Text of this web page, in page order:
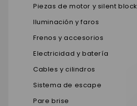
Piezas de motor y silent block
Iluminación y faros
Frenos y accesorios
Electricidad y batería
Cables y cilindros
Sistema de escape
Pare brise